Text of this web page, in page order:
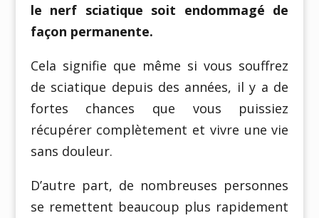
le nerf sciatique soit endommagé de
façon permanente.
Cela signifie que même si vous souffrez
de sciatique depuis des années, il y a de
fortes chances que vous puissiez
récupérer complètement et vivre une vie
sans douleur.
D’autre part, de nombreuses personnes
se remettent beaucoup plus rapidement